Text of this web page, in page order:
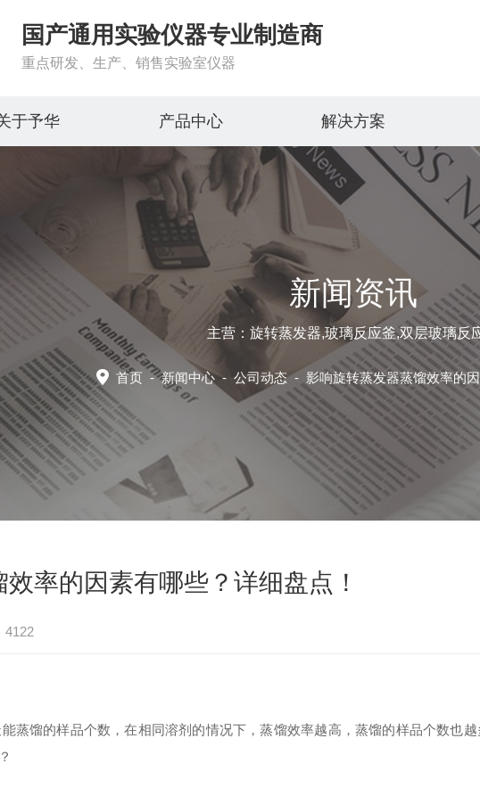
国产通用实验仪器专业制造商
重点研发、生产、销售实验室仪器
于予华 产品中心 解决方案
新闻资讯
主营：旋转蒸发器,玻璃反应釜,双层玻璃反
首页-新闻中心- 公司动态 - 影响旋转蒸发器蒸馏效率的
率的因素有哪些？详细盘点！
蒸馏的样品个数，在相同溶剂的情况下，蒸馏效率越高，蒸馏的样品个数也